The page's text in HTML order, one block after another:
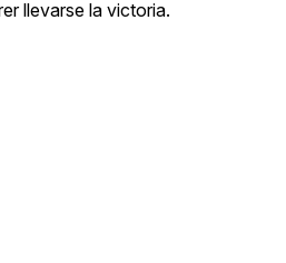
llevarse la victoria.